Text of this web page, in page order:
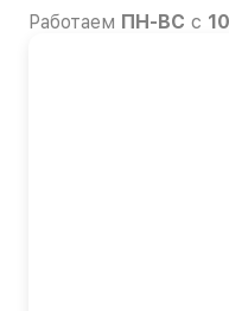
Работаем ПН-ВС с